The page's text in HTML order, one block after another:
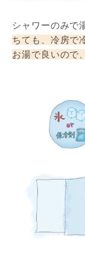
シャワーのみ
ちても、冷房で
お湯で良いので